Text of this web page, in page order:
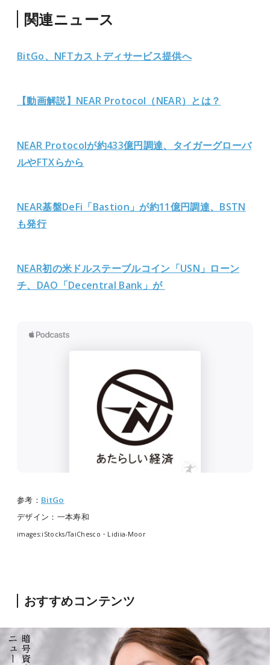
関連ニュース
BitGo、NFTカストディサービス提供へ
【動画解説】NEAR Protocol（NEAR）とは？
NEAR Protocolが約433億円調達、タイガーグローバ
ルやFTXらから
NEAR基盤DeFi「Bastion」が約11億円調達、BSTN
も発行
NEAR初の米ドルステーブルコイン「USN」ローン
チ、DAO「Decentral Bank」が
参考： BitGo
デザイン：一本寿和
images:iStocks/TaiChesco・Lidiia-Moor
おすすめコンテンツ